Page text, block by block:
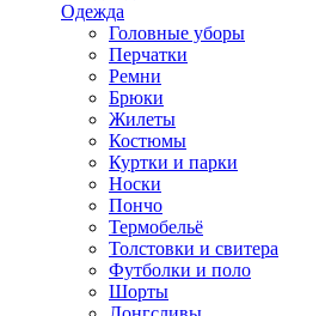
Одежда
Головные уборы
Перчатки
Ремни
Брюки
Жилеты
Костюмы
Куртки и парки
Носки
Пончо
Термобельё
Толстовки и свитера
Футболки и поло
Шорты